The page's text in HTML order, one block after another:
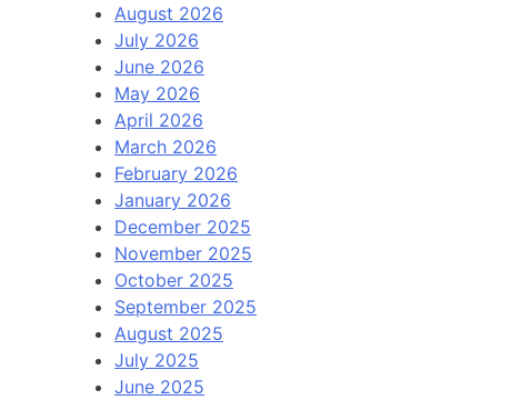
August 2026
July 2026
June 2026
May 2026
April 2026
March 2026
February 2026
January 2026
December 2025
November 2025
October 2025
September 2025
August 2025
July 2025
June 2025